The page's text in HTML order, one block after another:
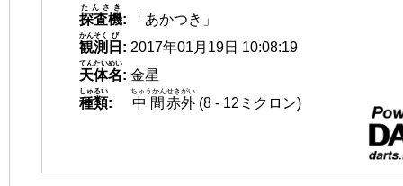
探査機
たんさき
:
「あかつき」
観測
かんそく
日
び
: 2017年01月19日 10:08:19
天体名
てんたいめい
: 金星
種類
しゅるい
: 中間
ちゅうかん
赤外
せきがい
(8 - 12ミクロン)